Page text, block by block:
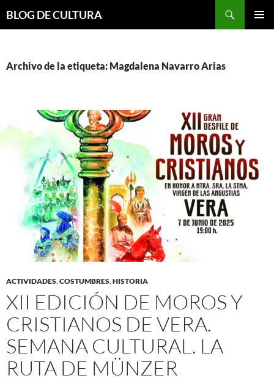
BLOG DE CULTURA
Archivo de la etiqueta: Magdalena Navarro Arias
ACTIVIDADES,COSTUMBRES,HISTORIA
XII EDICIÓN DE MOROS Y
CRISTIANOS DE VERA.
SEMANA CULTURAL. LA
RUTA DE MÜNZER